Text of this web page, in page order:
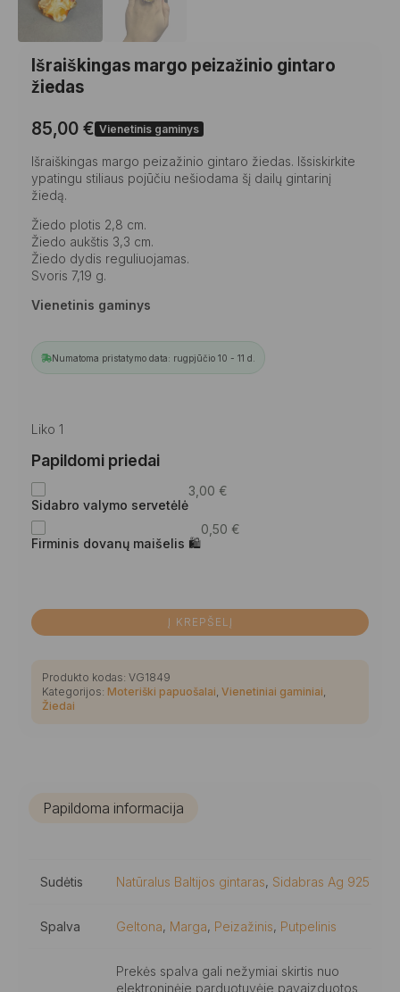
Išraiškingas margo peizažinio gintaro
žiedas
85,00 € Vienetinis gaminys
Išraiškingas margo peizažinio gintaro žiedas. Išsiskirkite
ypatingu stiliaus pojūčiu nešiodama šį dailų gintarinį
žiedą.
Žiedo plotis 2,8 cm.
Žiedo aukštis 3,3 cm.
Žiedo dydis reguliuojamas.
Svoris 7,19 g.
Vienetinis gaminys
Numatoma pristatymo data: rugpjūčio 10 - 11 d.
Liko 1
Papildomi priedai
Sidabro valymo servetėlė
3,00 €
Firminis dovanų maišelis 🛍
0,50 €
Į KREPŠELĮ
Produkto kodas: VG1849
Kategorijos: Moteriški papuošalai Vienetiniai gaminiai
Žiedai
Papildoma informacija
Sudėtis Natūralus Baltijos gintaras, Sidabras Ag 925
Spalva Geltona, Marga, Peizažinis, Putpelinis
Prekės spalva gali nežymiai skirtis nuo
elektroninėje parduotuvėje pavaizduotos